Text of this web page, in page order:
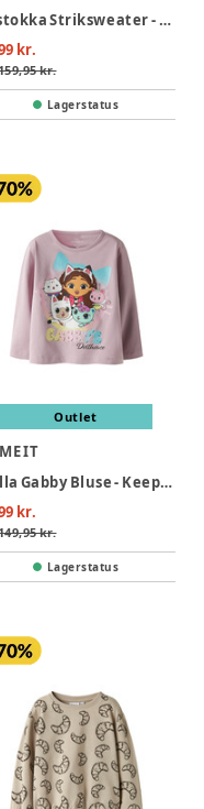
Rastokka Striksweater - Dark Sapphire
kr.
kr.
Lagerstatus
Outlet
IT
Nulla Gabby Bluse - Keepsake Lilac
kr.
kr.
Lagerstatus